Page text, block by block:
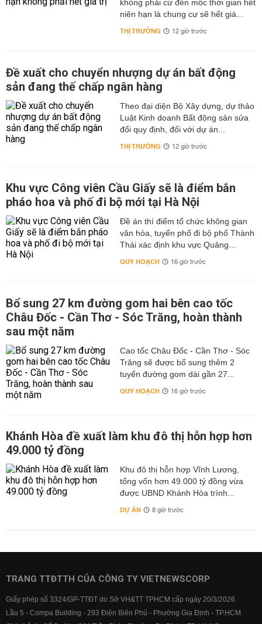
không phải cứ đến mốc thời gian hết
niên hạn là chung cư sẽ hết giá...
THỊ TRƯỜNG 12 giờ trước
Đề xuất cho chuyển nhượng dự án bất động
sản đang thế chấp ngân hàng
Theo đại diện Bộ Xây dựng, dự thảo
Luật Kinh doanh Bất động sản sửa
đổi quy định, đối với dự án...
THỊ TRƯỜNG 12 giờ trước
Khu vực Công viên Cầu Giấy sẽ là điểm bắn
pháo hoa và phố đi bộ mới tại Hà Nội
Đề án thí điểm tổ chức không gian
văn hóa, tuyến phố đi bộ phố Thành
Thái xác định khu vực Quảng...
QUY HOẠCH 16 giờ trước
Bổ sung 27 km đường gom hai bên cao tốc
Châu Đốc - Cần Thơ - Sóc Trăng, hoàn thành
sau một năm
Cao tốc Châu Đốc - Cần Thơ - Sóc
Trăng sẽ được bổ sung thêm 2
tuyến đường gom dài gần 27...
QUY HOẠCH 16 giờ trước
Khánh Hòa đề xuất làm khu đô thị hỗn hợp hơn
49.000 tỷ đồng
Khu đô thị hỗn hợp Vĩnh Lương,
tổng vốn hơn 49.000 tỷ đồng vừa
được UBND Khánh Hòa trình...
DỰ ÁN 8 giờ trước
TRANG TTĐTTH CỦA CÔNG TY VIETNEWSCORP
Giấy phép số 3324/GP-TTĐT do Sở VH&TT TPHCM cấp ngày 20/3/2026
Lầu 5 - Compa Building - 293 Điện Biên Phủ - Phường Gia Định - TP.HCM